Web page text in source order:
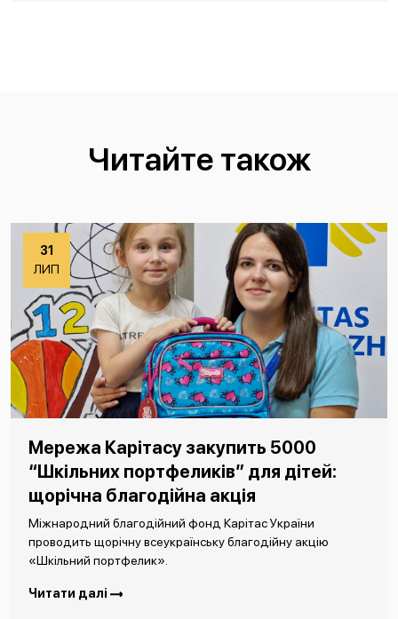
Читайте також
31
ЛИП
Мережа Карітасу закупить 5000
“Шкільних портфеликів” для дітей:
щорічна благодійна акція
Міжнародний благодійний фонд Карітас України
проводить щорічну всеукраїнську благодійну акцію
«Шкільний портфелик».
Читати далі